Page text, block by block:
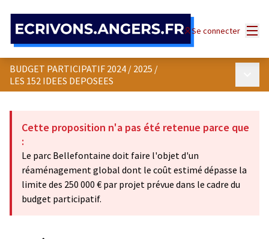
Se connecter
BUDGET PARTICIPATIF 2024 / 2025 /
LES 152 IDEES DEPOSEES
Cette proposition n'a pas été retenue parce que
:
Le parc Bellefontaine doit faire l'objet d'un
réaménagement global dont le coût estimé dépasse la
limite des 250 000 € par projet prévue dans le cadre du
budget participatif.